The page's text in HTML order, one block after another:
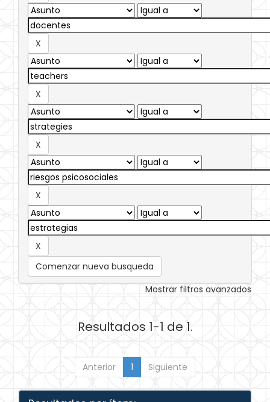
Comenzar nueva busqueda
Mostrar filtros avanzados
Resultados 1-1 de 1.
Anterior 1 Siguiente